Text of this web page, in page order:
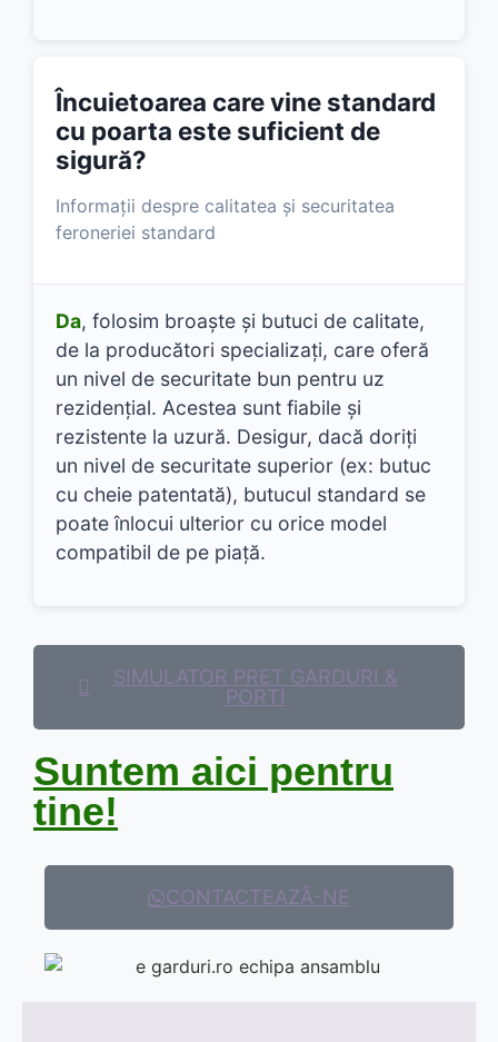
Încuietoarea care vine standard
cu poarta este suficient de
sigură?
Informații despre calitatea și securitatea
feroneriei standard
Da, folosim broaște și butuci de calitate,
de la producători specializați, care oferă
un nivel de securitate bun pentru uz
rezidențial. Acestea sunt fiabile și
rezistente la uzură. Desigur, dacă doriți
un nivel de securitate superior (ex: butuc
cu cheie patentată), butucul standard se
poate înlocui ulterior cu orice model
compatibil de pe piață.
SIMULATOR PRET GARDURI &
PORTI
Suntem aici pentru
tine!
CONTACTEAZĂ-NE